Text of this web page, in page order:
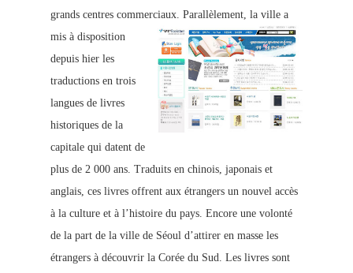
grands centres commerciaux. Parallèlement, la ville a
mis à disposition
depuis hier les
traductions en trois
langues de livres
historiques de la
capitale qui datent de
plus de 2 000 ans. Traduits en chinois, japonais et
anglais, ces livres offrent aux étrangers un nouvel accès
à la culture et à l’histoire du pays. Encore une volonté
de la part de la ville de Séoul d’attirer en masse les
étrangers à découvrir la Corée du Sud. Les livres sont